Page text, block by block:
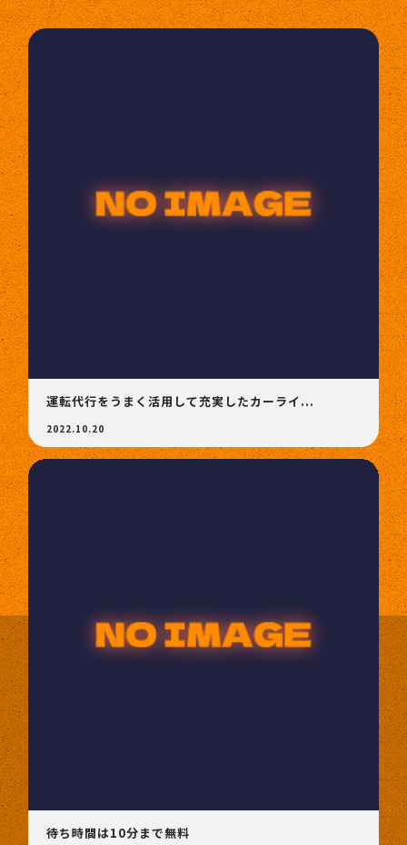
運転代行をうまく活用して充実したカーライ...
2022.10.20
待ち時間は10分まで無料